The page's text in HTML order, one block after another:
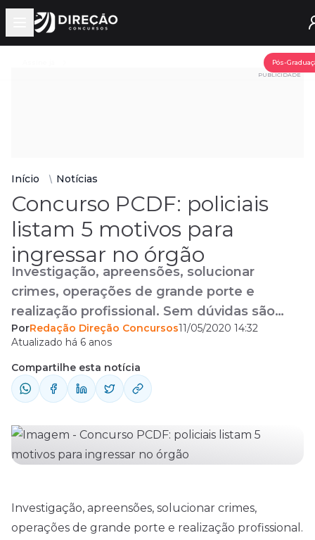
Open main menu
Pós-
PUBLICIDADE
Início Notícias
Concurso PCDF: policiais
listam 5 motivos para
ingressar no órgão
Investigação, apreensões, solucionar
crimes, operações de grande porte e
realização profissional. Sem dúvidas são
esses os principais cenários imaginados por
quem está se preparando para os novos
editais do concurso PCDF, que deve ser
realizado ainda em 2020. Atualmente, a
Agente, Escrivão, Investigador,
Papiloscopista, Perito Criminal, Perito
Criminal-Médico ...
PorRedação Direção Concursos11/05/2020 14:32
Atualizado há 6 anos
Compartilhe esta notícia
Investigação, apreensões, solucionar crimes,
operações de grande porte e realização profissional.